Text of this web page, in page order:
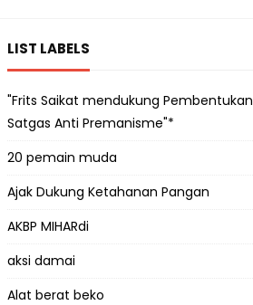
LIST LABELS
"Frits Saikat mendukung Pembentukan
Satgas Anti Premanisme"*
20 pemain muda
Ajak Dukung Ketahanan Pangan
AKBP MIHARdi
aksi damai
Alat berat beko